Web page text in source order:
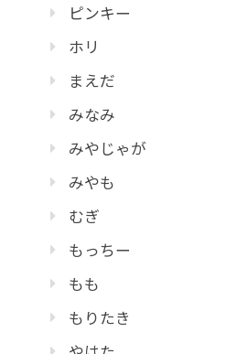
ピンキー
ホリ
まえだ
みなみ
みやじゃが
みやも
むぎ
もっちー
もも
もりたき